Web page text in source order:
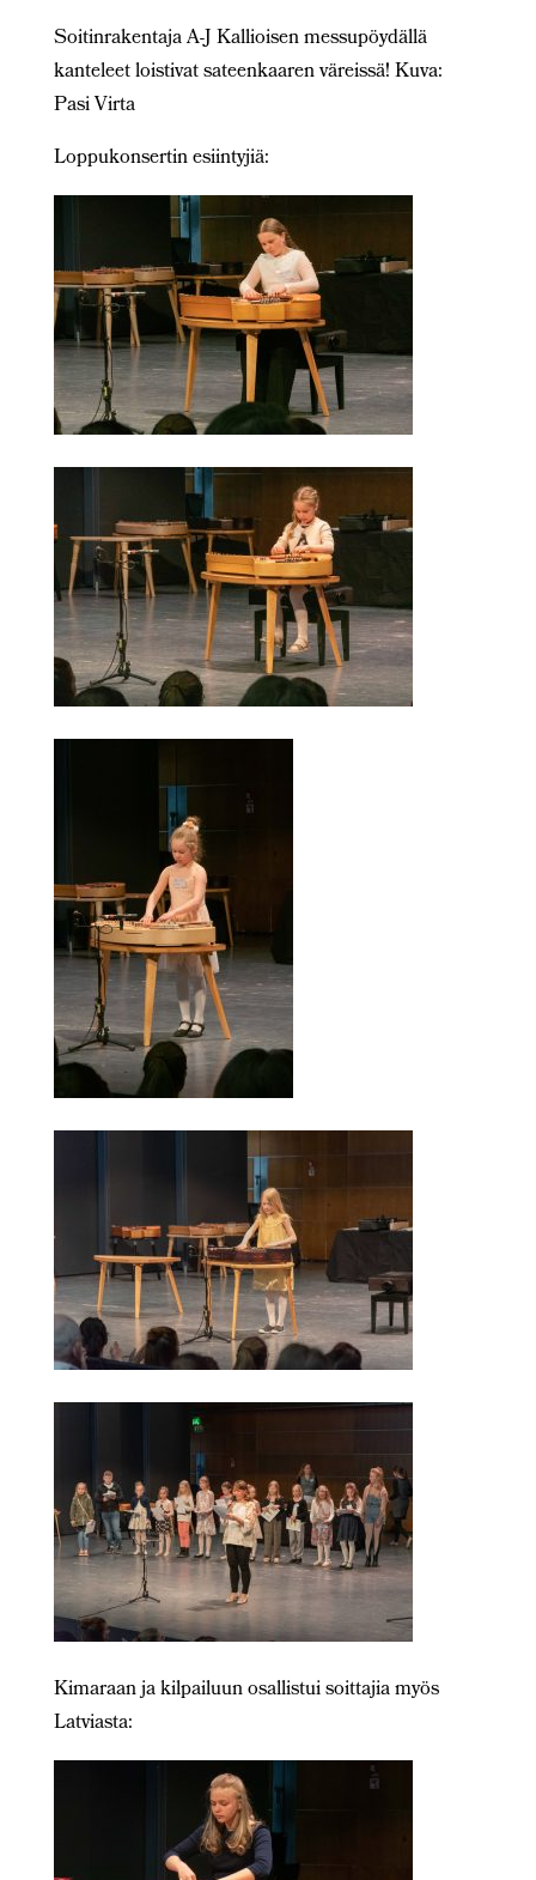
Soitinrakentaja A-J Kallioisen messupöydällä
kanteleet loistivat sateenkaaren väreissä! Kuva:
Pasi Virta
Loppukonsertin esiintyjiä:
Kimaraan ja kilpailuun osallistui soittajia myös
Latviasta: